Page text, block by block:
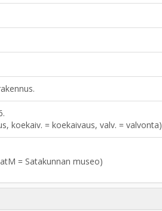
koekaiv. = koekaivaus, valv. = valvonta)
= Satakunnan museo)